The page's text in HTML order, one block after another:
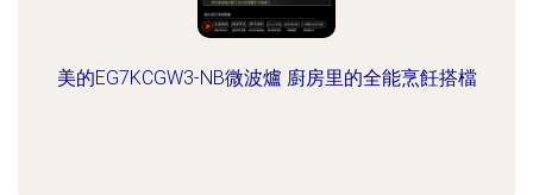
美的EG7KCGW3-NB微波爐 廚房里的全能烹飪搭檔